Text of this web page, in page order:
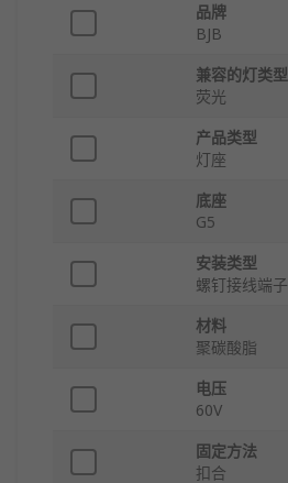
品牌
BJB
兼容的灯类型
荧光
产品类型
灯座
底座
G5
安装类型
螺钉接线端子
材料
聚碳酸脂
电压
60V
固定方法
扣合